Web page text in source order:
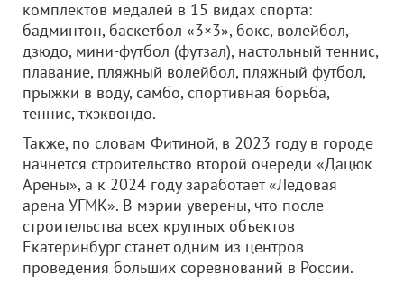
комплектов медалей в 15 видах спорта:
бадминтон, баскетбол «3×3», бокс, волейбол,
дзюдо, мини-футбол (футзал), настольный теннис,
плавание, пляжный волейбол, пляжный футбол,
прыжки в воду, самбо, спортивная борьба,
теннис, тхэквондо.
Также, по словам Фитиной, в 2023 году в городе
начнется строительство второй очереди «Дацюк
Арены», а к 2024 году заработает «Ледовая
арена УГМК». В мэрии уверены, что после
строительства всех крупных объектов
Екатеринбург станет одним из центров
проведения больших соревнований в России.